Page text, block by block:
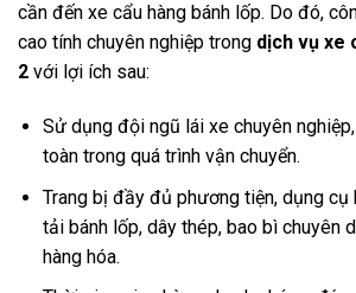
cần đến xe cẩu hàng bánh lốp. Do đó,
cao tính chuyên nghiệp trong dịch vụ xe
2 với lợi ích sau:
Sử dụng đội ngũ lái xe chuyên
toàn trong quá trình vận chuyển.
Trang bị đầy đủ phương tiện, dụng cụ
tải bánh lốp, dây thép, bao bì chuyên
hàng hóa.